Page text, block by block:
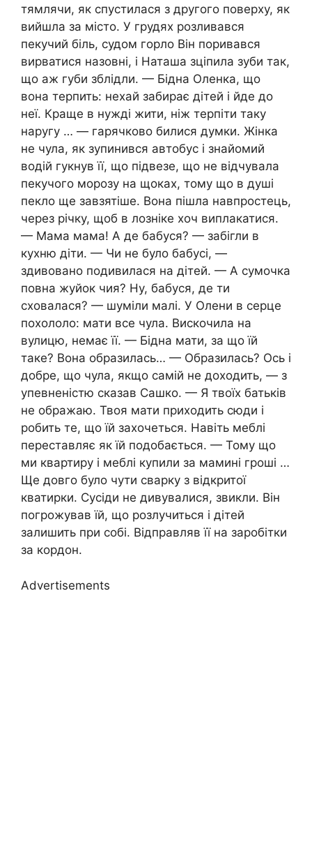
тямлячи, як спустилася з другого поверху, як
вийшла за місто. У грудях розливався
пекучий біль, судом горло Він поривався
вирватися назовні, і Наташа зціпила зуби так,
що аж губи зблідли. — Бідна Оленка, що
вона терпить: нехай забирає дітей і йде до
неї. Краще в нужді жити, ніж терпіти таку
наругу … — гарячково билися думки. Жінка
не чула, як зупинився автобус і знайомий
водій гукнув її, що підвезе, що не відчувала
пекучого морозу на щоках, тому що в душі
пекло ще завзятіше. Вона пішла навпростець,
через річку, щоб в лозніке хоч виплакатися.
— Мама мама! А де бабуся? — забігли в
кухню діти. — Чи не було бабусі, —
здивовано подивилася на дітей. — А сумочка
повна жуйок чия? Ну, бабуся, де ти
сховалася? — шуміли малі. У Олени в серце
похололо: мати все чула. Вискочила на
вулицю, немає її. — Бідна мати, за що їй
таке? Вона образилась… — Образилась? Ось і
добре, що чула, якщо самій не доходить, — з
упевненістю сказав Сашко. — Я твоїх батьків
не ображаю. Твоя мати приходить сюди і
робить те, що їй захочеться. Навіть меблі
переставляє як їй подобається. — Тому що
ми квартиру і меблі купили за мамині гроші …
Ще довго було чути сварку з відкритої
кватирки. Сусіди не дивувалися, звикли. Він
погрожував їй, що розлучиться і дітей
залишить при собі. Відправляв її на заробітки
за кордон.
Advertisements